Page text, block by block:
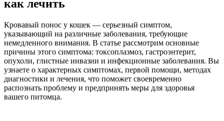
как лечить
Кровавый понос у кошек — серьезный симптом,
указывающий на различные заболевания, требующие
немедленного внимания. В статье рассмотрим основные
причины этого симптома: токсоплазмоз, гастроэнтерит,
опухоли, глистные инвазии и инфекционные заболевания. Вы
узнаете о характерных симптомах, первой помощи, методах
диагностики и лечения, что поможет своевременно
распознать проблему и предпринять меры для здоровья
вашего питомца.